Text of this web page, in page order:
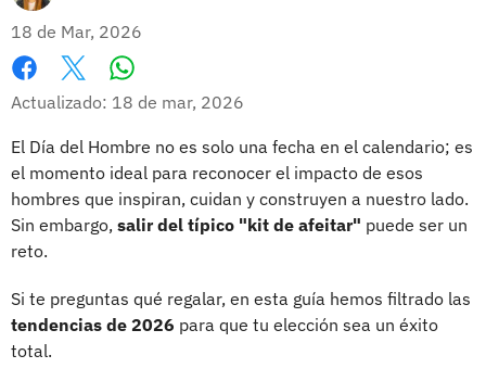
18 de Mar, 2026
Facebook
X
Actualizado: 18 de mar, 2026
El Día del Hombre no es solo una fecha en el calendario; es
el momento ideal para reconocer el impacto de esos
hombres que inspiran, cuidan y construyen a nuestro lado.
Sin embargo, salir del típico "kit de afeitar" puede ser un
reto.
Si te preguntas qué regalar, en esta guía hemos filtrado las
tendencias de 2026 para que tu elección sea un éxito
total.